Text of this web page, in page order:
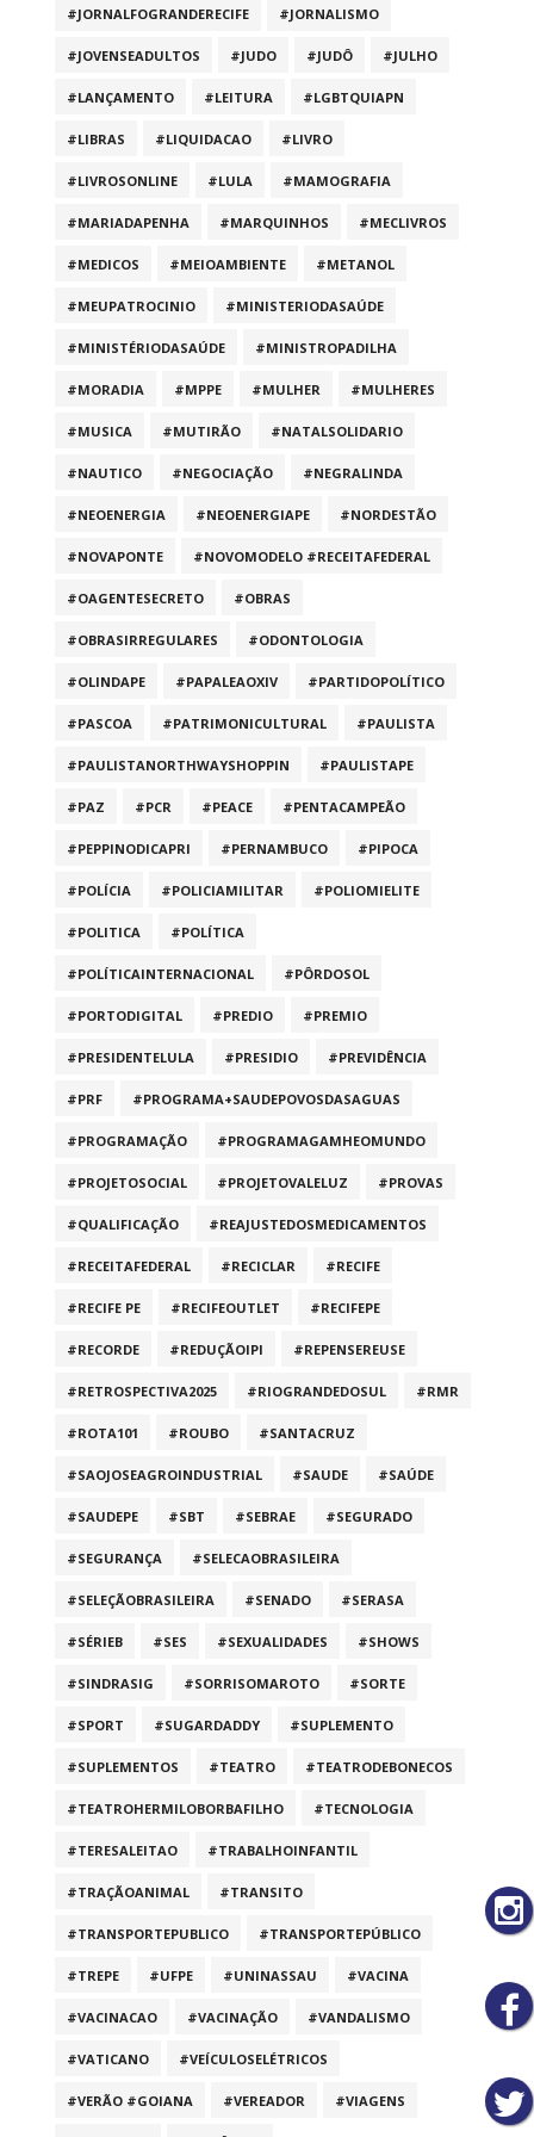
#JORNALFOGRANDERECIFE #JORNALISMO
#JOVENSEADULTOS #JUDO #JUDÔ #JULHO
#LANÇAMENTO #LEITURA #LGBTQUIAPN
#LIBRAS #LIQUIDACAO #LIVRO
#LIVROSONLINE #LULA #MAMOGRAFIA
#MARIADAPENHA #MARQUINHOS #MECLIVROS
#MEDICOS #MEIOAMBIENTE #METANOL
#MEUPATROCINIO #MINISTERIODASAÚDE
#MINISTÉRIODASAÚDE #MINISTROPADILHA
#MORADIA #MPPE #MULHER #MULHERES
#MUSICA #MUTIRÃO #NATALSOLIDARIO
#NAUTICO #NEGOCIAÇÃO #NEGRALINDA
#NEOENERGIA #NEOENERGIAPE #NORDESTÃO
#NOVAPONTE #NOVOMODELO #RECEITAFEDERAL
#OAGENTESECRETO #OBRAS
#OBRASIRREGULARES #ODONTOLOGIA
#OLINDAPE #PAPALEAOXIV #PARTIDOPOLÍTICO
#PASCOA #PATRIMONICULTURAL #PAULISTA
#PAULISTANORTHWAYSHOPPIN #PAULISTAPE
#PAZ #PCR #PEACE #PENTACAMPEÃO
#PEPPINODICAPRI #PERNAMBUCO #PIPOCA
#POLÍCIA #POLICIAMILITAR #POLIOMIELITE
#POLITICA #POLÍTICA
#POLÍTICAINTERNACIONAL #PÔRDOSOL
#PORTODIGITAL #PREDIO #PREMIO
#PRESIDENTELULA #PRESIDIO #PREVIDÊNCIA
#PRF #PROGRAMA+SAUDEPOVOSDASAGUAS
#PROGRAMAÇÃO #PROGRAMAGAMHEOMUNDO
#PROJETOSOCIAL #PROJETOVALELUZ #PROVAS
#QUALIFICAÇÃO #REAJUSTEDOSMEDICAMENTOS
#RECEITAFEDERAL #RECICLAR #RECIFE
#RECIFE PE #RECIFEOUTLET #RECIFEPE
#RECORDE #REDUÇÃOIPI #REPENSEREUSE
#RETROSPECTIVA2025 #RIOGRANDEDOSUL #RMR
#ROTA101 #ROUBO #SANTACRUZ
#SAOJOSEAGROINDUSTRIAL #SAUDE #SAÚDE
#SAUDEPE #SBT #SEBRAE #SEGURADO
#SEGURANÇA #SELECAOBRASILEIRA
#SELEÇÃOBRASILEIRA #SENADO #SERASA
#SÉRIEB #SES #SEXUALIDADES #SHOWS
#SINDRASIG #SORRISOMAROTO #SORTE
#SPORT #SUGARDADDY #SUPLEMENTO
#SUPLEMENTOS #TEATRO #TEATRODEBONECOS
#TEATROHERMILOBORBAFILHO #TECNOLOGIA
#TERESALEITAO #TRABALHOINFANTIL
#TRAÇÃOANIMAL #TRANSITO
#TRANSPORTEPUBLICO #TRANSPORTEPÚBLICO
#TREPE #UFPE #UNINASSAU #VACINA
#VACINACAO #VACINAÇÃO #VANDALISMO
#VATICANO #VEÍCULOSELÉTRICOS
#VERÃO #GOIANA #VEREADOR #VIAGENS